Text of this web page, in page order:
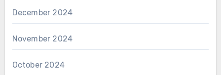
December 2024
November 2024
October 2024